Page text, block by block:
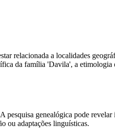
relacionada a localidades
da família 'Davila', a
genealógica pode
ou adaptações linguísticas.